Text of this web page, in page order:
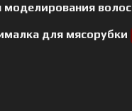
волос
для мясорубки